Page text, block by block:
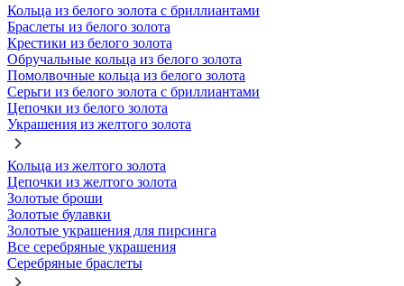
Кольца из белого золота с бриллиантами
Браслеты из белого золота
Крестики из белого золота
Обручальные кольца из белого золота
Помолвочные кольца из белого золота
Серьги из белого золота с бриллиантами
Цепочки из белого золота
Украшения из желтого золота
Кольца из желтого золота
Цепочки из желтого золота
Золотые броши
Золотые булавки
Золотые украшения для пирсинга
Все серебряные украшения
Серебряные браслеты